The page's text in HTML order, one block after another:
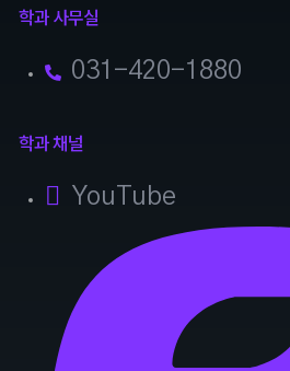
학과 사무실
031-420-1880
학과 채널
YouTube